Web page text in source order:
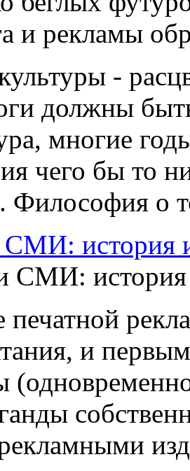
-
должны
многие
чего бы то
Философия о
СМИ: история
печатной
и